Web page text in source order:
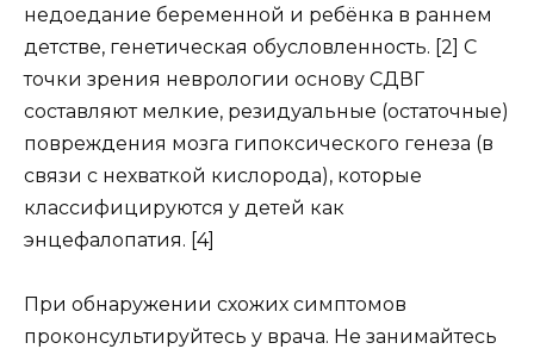
недоедание беременной и ребёнка в раннем
детстве, генетическая обусловленность. [2] С
точки зрения неврологии основу СДВГ
составляют мелкие, резидуальные (остаточные)
повреждения мозга гипоксического генеза (в
связи с нехваткой кислорода), которые
классифицируются у детей как
энцефалопатия. [4]
При обнаружении схожих симптомов
проконсультируйтесь у врача. Не занимайтесь